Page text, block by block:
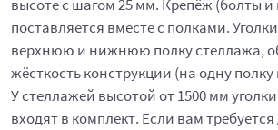
высоте с шагом 25 мм. Крепёж (болты и
поставляется вместе с полками.
верхнюю и нижнюю полку стеллажа,
жёсткость конструкции (на одну
У стеллажей высотой от 1500 мм
входят в комплект. Если вам